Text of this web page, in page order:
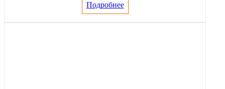
Подробнее